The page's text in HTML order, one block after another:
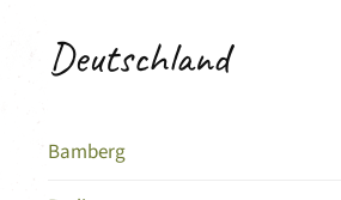
Deutschland
Bamberg